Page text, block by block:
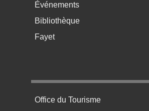
Événements
Bibliothèque
Fayet
Menu pratique bas de page 4
Office du Tourisme